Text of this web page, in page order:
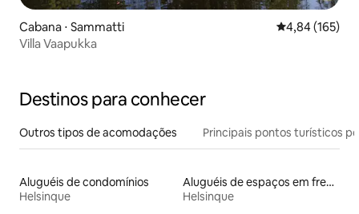
Cabana ⋅ Sammatti 4,84 de uma
4,84 (165)
Villa Vaapukka
Destinos para conhecer
Outros tipos de acomodações Principais pontos turísticos
Aluguéis de condomínios
Helsinque
Aluguéis de espaços em frente à praia
Helsinque